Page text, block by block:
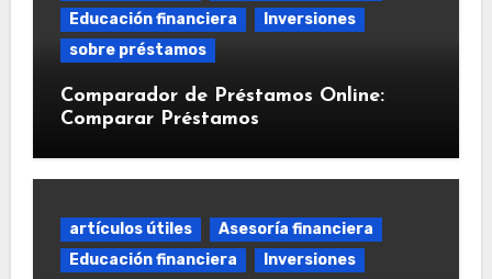
Educación financiera
Inversiones
sobre préstamos
Comparador de Préstamos Online:
Comparar Préstamos
artículos útiles
Asesoría financiera
Educación financiera
Inversiones